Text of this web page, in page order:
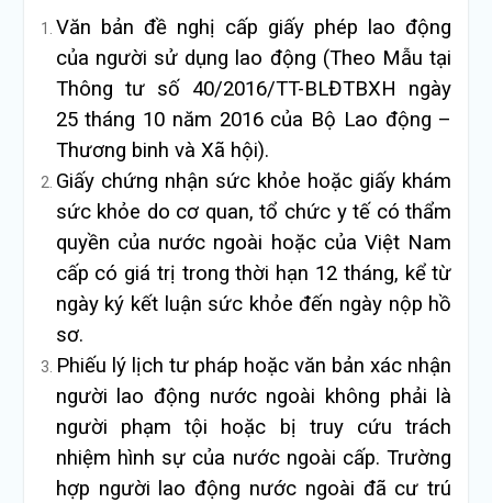
Văn bản đề nghị cấp giấy phép lao động
của người sử dụng lao động (Theo Mẫu tại
Thông tư số 40/2016/TT-BLĐTBXH ngày
25 tháng 10 năm 2016 của Bộ Lao động –
Thương binh và Xã hội).
Giấy chứng nhận sức khỏe hoặc giấy khám
sức khỏe do cơ quan, tổ chức y tế có thẩm
quyền của nước ngoài hoặc của Việt Nam
cấp có giá trị trong thời hạn 12 tháng, kể từ
ngày ký kết luận sức khỏe đến ngày nộp hồ
sơ.
Phiếu lý lịch tư pháp hoặc văn bản xác nhận
người lao động nước ngoài không phải là
người phạm tội hoặc bị truy cứu trách
nhiệm hình sự của nước ngoài cấp. Trường
hợp người lao động nước ngoài đã cư trú